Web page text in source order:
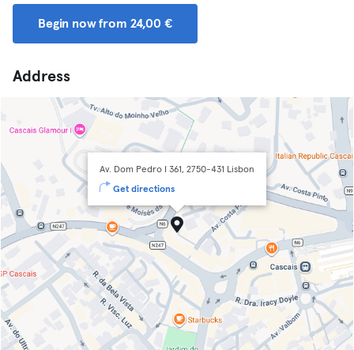
Begin now from 24,00 €
Address
Av. Dom Pedro I 361, 2750-431 Lisbon
Get directions